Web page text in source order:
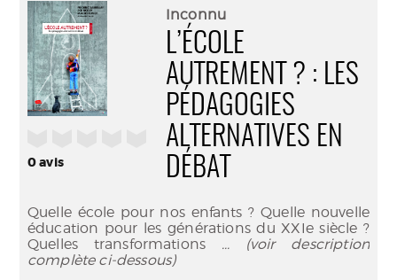
0avis
Inconnu
L’ÉCOLE
AUTREMENT ? : LES
PÉDAGOGIES
ALTERNATIVES EN
DÉBAT
Quelle école pour nos enfants ? Quelle nouvelle
éducation pour les générations du XXIe siècle ?
Quelles transformations ... (voir description
complète ci-dessous)